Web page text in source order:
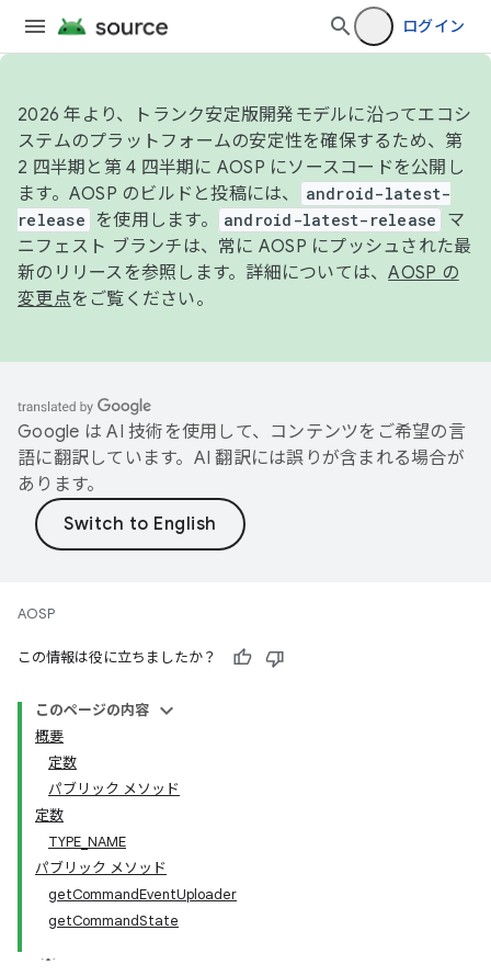
ログイン
2026 年より、トランク安定版開発モデルに沿ってエコシ
ステムのプラットフォームの安定性を確保するため、第
2 四半期と第 4 四半期に AOSP にソースコードを公開し
ます。AOSP のビルドと投稿には、
android-latest-
release
を使用します。 android-latest-release
マ
ニフェスト ブランチは、常に AOSP にプッシュされた最
新のリリースを参照します。詳細については、AOSP の
変更点をご覧ください。
Google は AI 技術を使用して、コンテンツをご希望の言
語に翻訳しています。AI 翻訳には誤りが含まれる場合が
あります。
AOSP
この情報は役に立ちましたか？
このページの内容
概要
定数
パブリック メソッド
定数
TYPE_NAME
パブリック メソッド
getCommandEventUploader
getCommandState